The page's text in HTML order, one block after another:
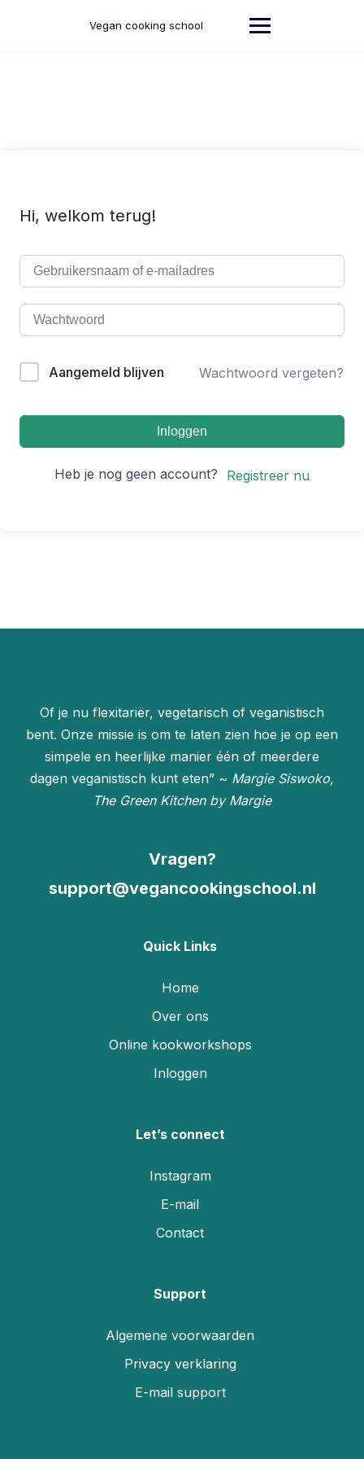
Vegan cooking school
Hi, welkom terug!
Aangemeld blijven Wachtwoord vergeten?
Inloggen
Heb je nog geen account? Registreer nu
Of je nu flexitariër, vegetarisch of veganistisch
bent. Onze missie is om te laten zien hoe je op een
simpele en heerlijke manier één of meerdere
dagen veganistisch kunt eten” ~ Margie Siswoko,
The Green Kitchen by Margie
Vragen?
support@vegancookingschool.nl
Quick Links
Home
Over ons
Online kookworkshops
Inloggen
Let’s connect
Instagram
E-mail
Contact
Support
Algemene voorwaarden
Privacy verklaring
E-mail support